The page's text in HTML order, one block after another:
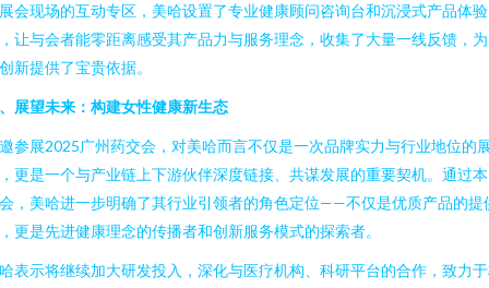
会现场的互动专区，美哈设置了专业健康顾问咨询台和沉浸式产品体验
让与会者能零距离感受其产品力与服务理念，收集了大量一线反馈，
新提供了宝贵依据。
展望未来：构建女性健康新生态
参展2025广州药交会，对美哈而言不仅是一次品牌实力与行业地位的
更是一个与产业链上下游伙伴深度链接、共谋发展的重要契机。通过
，美哈进一步明确了其行业引领者的角色定位——不仅是优质产品的提
更是先进健康理念的传播者和创新服务模式的探索者。
表示将继续加大研发投入，深化与医疗机构、科研平台的合作，致力